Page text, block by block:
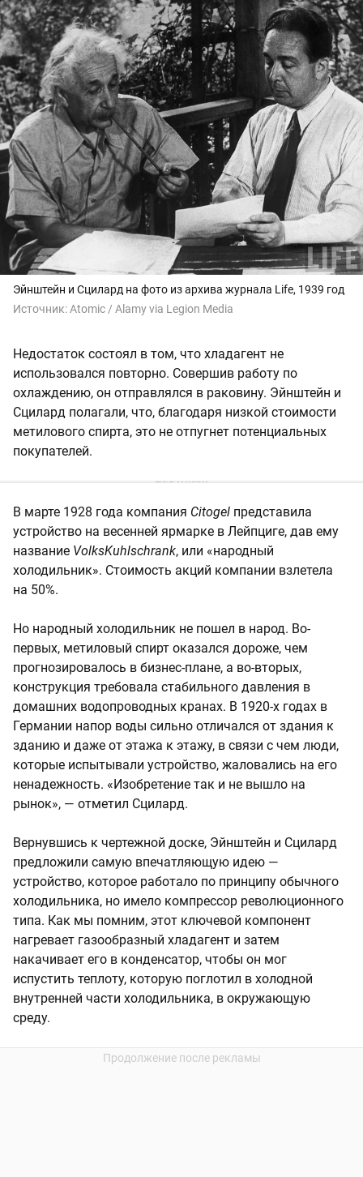
Эйнштейн и Сцилард на фото из архива журнала Life, 1939 год
Источник:Atomic / Alamy via Legion Media
Недостаток состоял в том, что хладагент не
использовался повторно. Совершив работу по
охлаждению, он отправлялся в раковину. Эйнштейн и
Сцилард полагали, что, благодаря низкой стоимости
метилового спирта, это не отпугнет потенциальных
покупателей.
В марте 1928 года компания Citogel представила
устройство на весенней ярмарке в Лейпциге, дав ему
название VolksKuhlschrank, или «народный
холодильник». Стоимость акций компании взлетела
на 50%.
Но народный холодильник не пошел в народ. Во-
первых, метиловый спирт оказался дороже, чем
прогнозировалось в бизнес-плане, а во‑вторых,
конструкция требовала стабильного давления в
домашних водопроводных кранах. В 1920‑х годах в
Германии напор воды сильно отличался от здания к
зданию и даже от этажа к этажу, в связи с чем люди,
которые испытывали устройство, жаловались на его
ненадежность. «Изобретение так и не вышло на
рынок», — отметил Сцилард.
Вернувшись к чертежной доске, Эйнштейн и Сцилард
предложили самую впечатляющую идею —
устройство, которое работало по принципу обычного
холодильника, но имело компрессор революционного
типа. Как мы помним, этот ключевой компонент
нагревает газообразный хладагент и затем
накачивает его в конденсатор, чтобы он мог
испустить теплоту, которую поглотил в холодной
внутренней части холодильника, в окружающую
среду.